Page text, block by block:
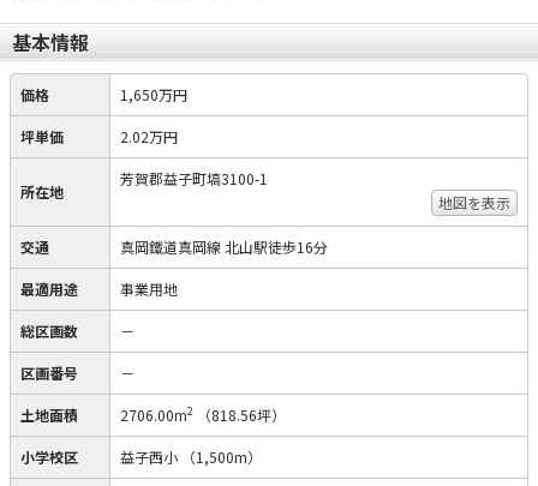
基本情報
価格 1,650万円
坪単価 2.02万円
所在地
芳賀郡益子町塙3100-1
地図を表示
交通 真岡鐵道真岡線 北山駅徒歩16分
最適用途 事業用地
総区画数 －
区画番号 －
土地面積 2706.00m2 （818.56坪）
小学校区 益子西小 （1,500m）